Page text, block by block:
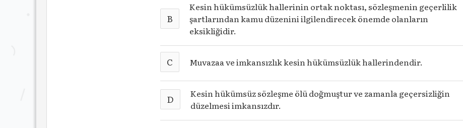
B
Kesin hükümsüzlük hallerinin ortak noktası, sözleşmenin geçerlilik
şartlarından kamu düzenini ilgilendirecek önemde olanların
eksikliğidir.
C Muvazaa ve imkansızlık kesin hükümsüzlük hallerindendir.
D
Kesin hükümsüz sözleşme ölü doğmuştur ve zamanla geçersizliğin
düzelmesi imkansızdır.